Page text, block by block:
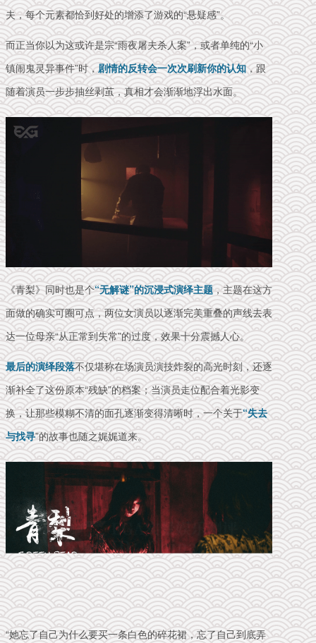
夫，每个元素都恰到好处的增添了游戏的“悬疑感”。
而正当你以为这或许是宗“雨夜屠夫杀人案”，或者单纯的“小
镇闹鬼灵异事件”时，剧情的反转会一次次刷新你的认知，跟
随着演员一步步抽丝剥茧，真相才会渐渐地浮出水面。
《青梨》同时也是个“无解谜”的沉浸式演绎主题，主题在这方
面做的确实可圈可点，两位女演员以逐渐完美重叠的声线去表
达一位母亲“从正常到失常”的过度，效果十分震撼人心。
最后的演绎段落不仅堪称在场演员演技炸裂的高光时刻，还逐
渐补全了这份原本“残缺”的档案；当演员走位配合着光影变
换，让那些模糊不清的面孔逐渐变得清晰时，一个关于“失去
与找寻”的故事也随之娓娓道来。
“她忘了自己为什么要买一条白色的碎花裙，忘了自己到底弄